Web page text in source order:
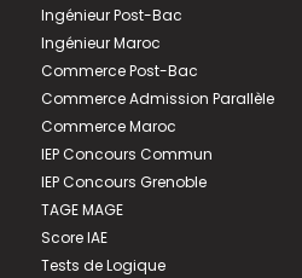
Ingénieur Post-Bac
Ingénieur Maroc
Commerce Post-Bac
Commerce Admission Parallèle
Commerce Maroc
IEP Concours Commun
IEP Concours Grenoble
TAGE MAGE
Score IAE
Tests de Logique